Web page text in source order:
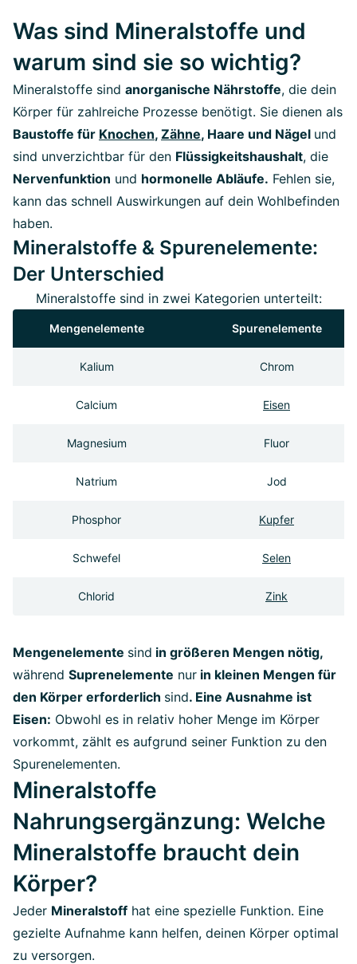
Was sind Mineralstoffe und
warum sind sie so wichtig?
Mineralstoffe sind anorganische Nährstoffe, die dein
Körper für zahlreiche Prozesse benötigt. Sie dienen als
Baustoffe für Knochen, Zähne, Haare und Nägel und
sind unverzichtbar für den Flüssigkeitshaushalt, die
Nervenfunktion und hormonelle Abläufe. Fehlen sie,
kann das schnell Auswirkungen auf dein Wohlbefinden
haben.
Mineralstoffe & Spurenelemente:
Der Unterschied
Mineralstoffe sind in zwei Kategorien unterteilt:
Mengenelemente Spurenelemente
Kalium Chrom
Calcium Eisen
Magnesium Fluor
Natrium Jod
Phosphor Kupfer
Schwefel Selen
Chlorid Zink
Mengenelemente sind in größeren Mengen nötig,
während Suprenelemente nur in kleinen Mengen für
den Körper erforderlich sind. Eine Ausnahme ist
Eisen: Obwohl es in relativ hoher Menge im Körper
vorkommt, zählt es aufgrund seiner Funktion zu den
Spurenelementen.
Mineralstoffe
Nahrungsergänzung: Welche
Mineralstoffe braucht dein
Körper?
Jeder Mineralstoff hat eine spezielle Funktion. Eine
gezielte Aufnahme kann helfen, deinen Körper optimal
zu versorgen.